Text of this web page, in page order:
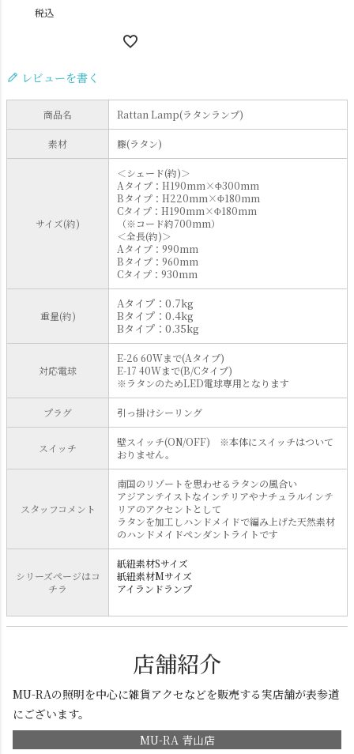
税込
レビューを書く
商品名 Rattan Lamp(ラタンランプ)
素材 籐(ラタン)
サイズ(約)
＜シェード(約)＞
Aタイプ：H190mm×Φ300mm
Bタイプ：H220mm×Φ180mm
Cタイプ：H190mm×Φ180mm
（※コード約700mm）
＜全長(約)＞
Aタイプ：990mm
Bタイプ：960mm
Cタイプ：930mm
重量(約)
Aタイプ：0.7kg
Bタイプ：0.4kg
Bタイプ：0.35kg
対応電球
E-26 60Wまで(Aタイプ)
E-17 40Wまで(B/Cタイプ)
※ラタンのためLED電球専用となります
プラグ 引っ掛けシーリング
スイッチ
壁スイッチ(ON/OFF) ※本体にスイッチはついて
おりません。
スタッフコメント
南国のリゾートを思わせるラタンの風合い
アジアンテイストなインテリアやナチュラルインテ
リアのアクセントとして
ラタンを加工しハンドメイドで編み上げた天然素材
のハンドメイドペンダントライトです
シリーズページはコ
チラ
紙紐素材Sサイズ
紙紐素材Mサイズ
アイランドランプ
店舗紹介
MU-RAの照明を中心に雑貨アクセなどを販売する実店舗が表参道
にございます。
MU-RA 青山店